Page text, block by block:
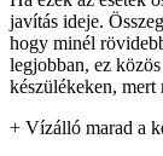
javítás ideje.
hogy minél
legjobban, ez
készülékeken,
+ Vízálló marad a